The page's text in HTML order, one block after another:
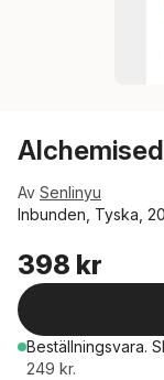
Alchemised
Av Senlinyu
Inbunden, Tyska,
398 kr
Beställningsvara.
249 kr.